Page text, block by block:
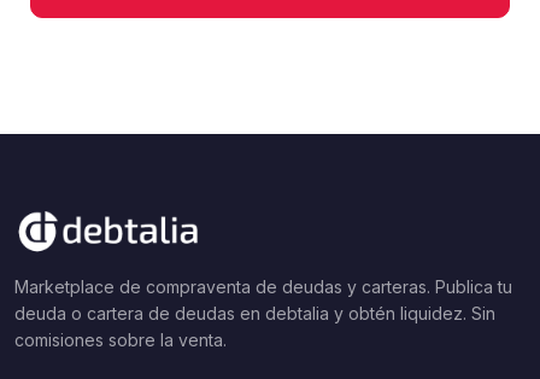
Marketplace de compraventa de deudas y carteras. Publica tu
deuda o cartera de deudas en debtalia y obtén liquidez. Sin
comisiones sobre la venta.